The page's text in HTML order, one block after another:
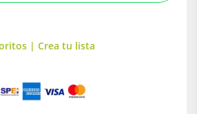
| Crea tu lista